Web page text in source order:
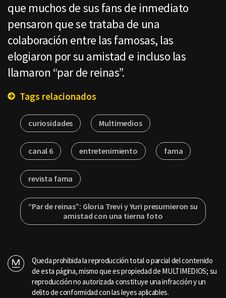
que muchos de sus fans de inmediato
pensaron que se trataba de una
colaboración entre las famosas, las
elogiaron por su amistad e incluso las
llamaron “par de reinas”.
Tags relacionados
curiosidades Multimedios
canal 6 entretenimiento fama
revista fama
“Par de reinas”: Gloria Trevi y Yuri presumieron su
amistad con una tierna foto
Queda prohibida la reproducción total o parcial del contenido
de esta página, mismo que es propiedad de MULTIMEDIOS; su
reproducción no autorizada constituye una infracción y un
delito de conformidad con las leyes aplicables.